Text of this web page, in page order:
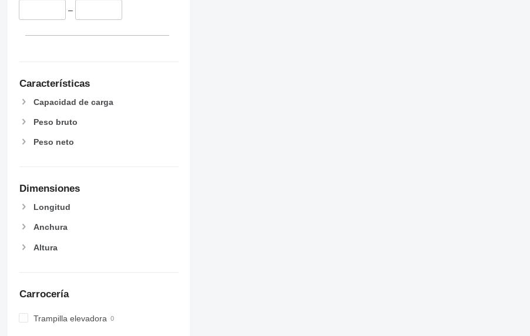
–
Características
Capacidad de carga
Peso bruto
Peso neto
Dimensiones
Longitud
Anchura
Altura
Carrocería
Trampilla elevadora